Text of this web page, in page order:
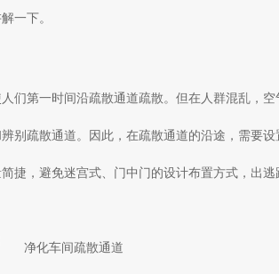
一下。
们第一时间沿疏散通道疏散。但在人群混乱，
别疏散通道。因此，在疏散通道的沿途，需要
捷，避免迷宫式、门中门的设计布置方式，出